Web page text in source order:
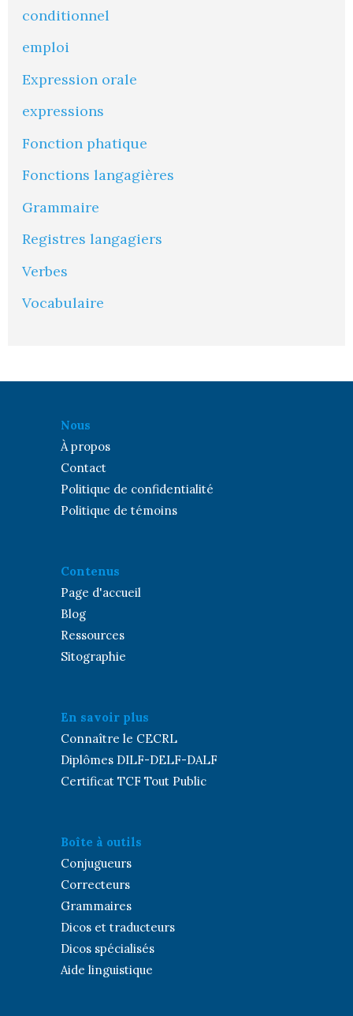
conditionnel
emploi
Expression orale
expressions
Fonction phatique
Fonctions langagières
Grammaire
Registres langagiers
Verbes
Vocabulaire
Nous
À propos
Contact
Politique de confidentialité
Politique de témoins
Contenus
Page d'accueil
Blog
Ressources
Sitographie
En savoir plus
Connaître le CECRL
Diplômes DILF-DELF-DALF
Certificat TCF Tout Public
Boîte à outils
Conjugueurs
Correcteurs
Grammaires
Dicos et traducteurs
Dicos spécialisés
Aide linguistique